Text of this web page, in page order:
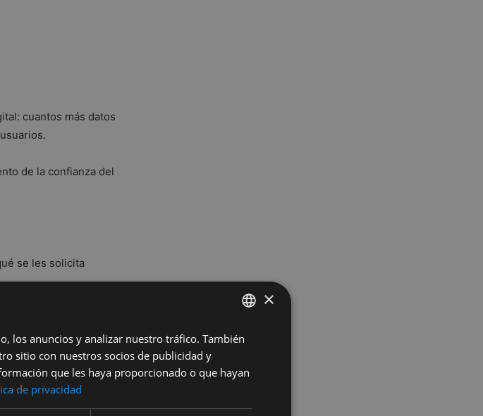
cuantos más datos
de la confianza del
se les solicita
y basada en el
lanzar campañas
SPANISH
×
los anuncios y analizar nuestro tráfico. También
sitio con nuestros socios de publicidad y
que les haya proporcionado o que hayan
de privacidad